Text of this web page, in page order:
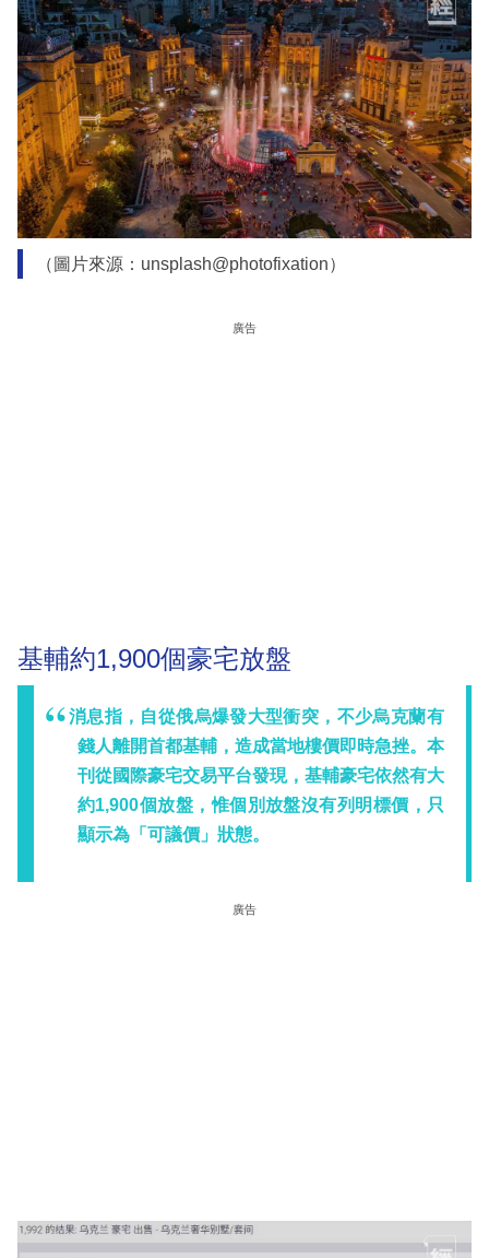
（圖片來源：unsplash@photofixation）
廣告
基輔約1,900個豪宅放盤
消息指，自從俄烏爆發大型衝突，不少烏克蘭有
錢人離開首都基輔，造成當地樓價即時急挫。本
刊從國際豪宅交易平台發現，基輔豪宅依然有大
約1,900個放盤，惟個別放盤沒有列明標價，只
顯示為「可議價」狀態。
廣告